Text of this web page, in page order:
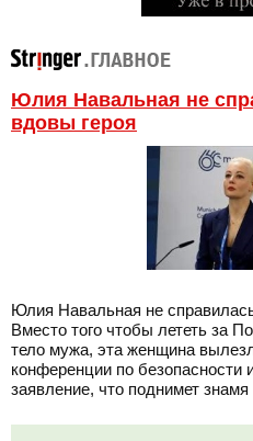
Юлия Навальная не
вдовы героя
Юлия Навальная не
Вместо того чтобы лететь за
тело мужа, эта женщина
конференции по безопасности
заявление, что поднимет